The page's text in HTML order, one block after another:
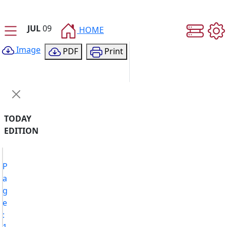
JUL09
HOME
Image
PDF Print
TODAY
EDITION
P
a
g
e
: